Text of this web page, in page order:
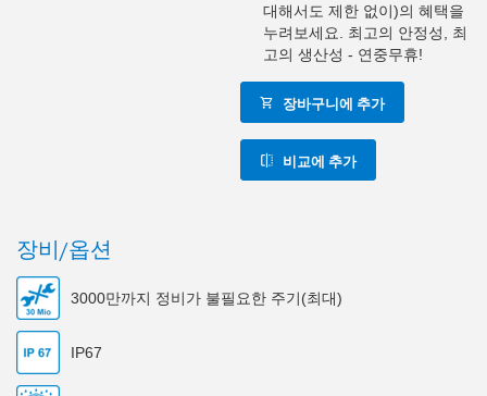
대해서도 제한 없이)의 혜택을
누려보세요. 최고의 안정성, 최
고의 생산성 - 연중무휴!
장바구니에 추가
비교에 추가
장비/옵션
3000만까지 정비가 불필요한 주기(최대)
IP67